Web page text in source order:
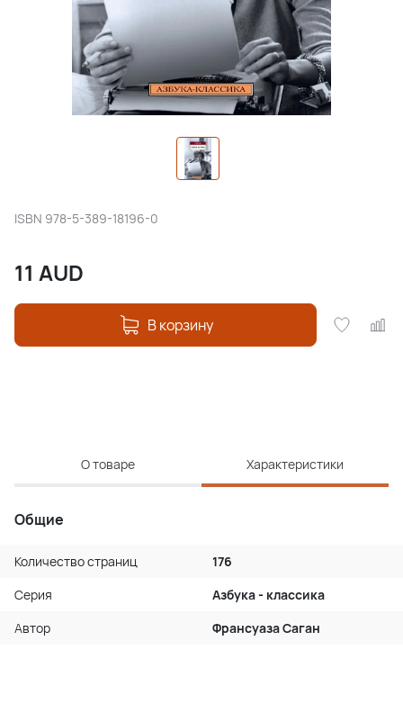
ISBN 978-5-389-18196-0
11 AUD
В корзину
О товаре Характеристики
Общие
Количество страниц
176
Серия
Азбука - классика
Автор
Франсуаза Саган